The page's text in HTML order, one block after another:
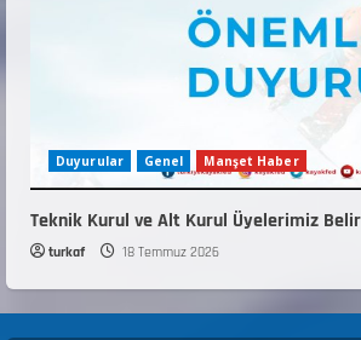
Duyurular Genel Manşet Haber
Teknik Kurul ve Alt Kurul Üyelerimiz
turkaf 18 Temmuz 2026